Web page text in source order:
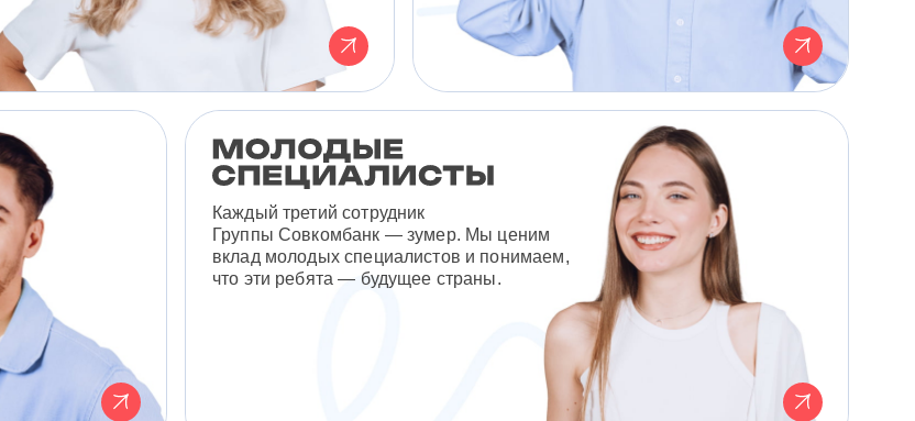
Каждый третий сотрудник
Группы Совкомбанк — зумер. Мы ценим
вклад молодых специалистов и понимаем,
что эти ребята — будущее страны.